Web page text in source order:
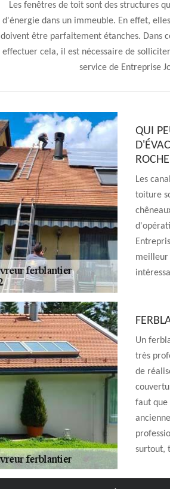
Les fenêtres de toit sont des structures
d'énergie dans un immeuble. En effet,
doivent être parfaitement étanches. Dans
effectuer cela, il est nécessaire de
service de Entreprise
QUI
Les
toiture
meilleur
Un
très
de
faut que
surtout,